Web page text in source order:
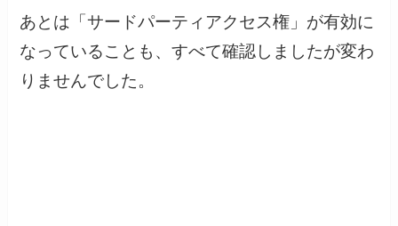
あとは「サードパーティアクセス権」が有効に
なっていることも、すべて確認しましたが変わ
りませんでした。